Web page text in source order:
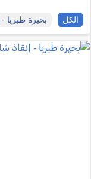
الكل بحيرة طبريا - إنقاذ شابة و4